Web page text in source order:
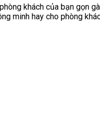
khách của bạn gọn
minh hay cho phòng